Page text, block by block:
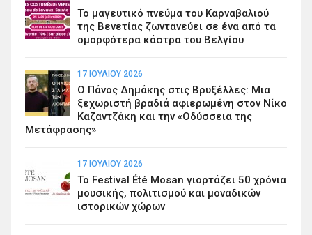
Το μαγευτικό πνεύμα του Καρναβαλιού
της Βενετίας ζωντανεύει σε ένα από τα
ομορφότερα κάστρα του Βελγίου
17 ΙΟΥΛΊΟΥ 2026
Ο Πάνος Δημάκης στις Βρυξέλλες: Μια
ξεχωριστή βραδιά αφιερωμένη στον Νίκο
Καζαντζάκη και την «Οδύσσεια της
Μετάφρασης»
17 ΙΟΥΛΊΟΥ 2026
Το Festival Été Mosan γιορτάζει 50 χρόνια
μουσικής, πολιτισμού και μοναδικών
ιστορικών χώρων